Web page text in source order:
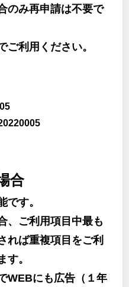
のみ再申請は不要で
利用ください。
合
です。
、ご利用項目中最も
れば重複項目をご利
す。
WEBにも広告（１年